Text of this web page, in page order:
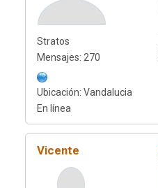
Stratos
Mensajes: 270
Ubicación: Vandalucia
En línea
Vicente